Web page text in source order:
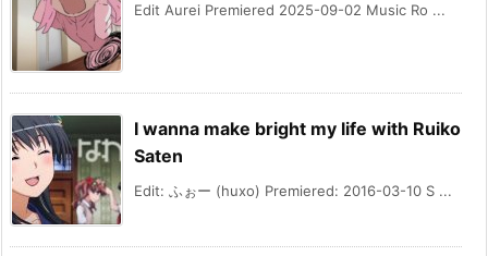
Edit Aurei Premiered 2025-09-02 Music Ro ...
I wanna make bright my life with Ruiko
Saten
Edit: ふぉー (huxo) Premiered: 2016-03-10 S ...